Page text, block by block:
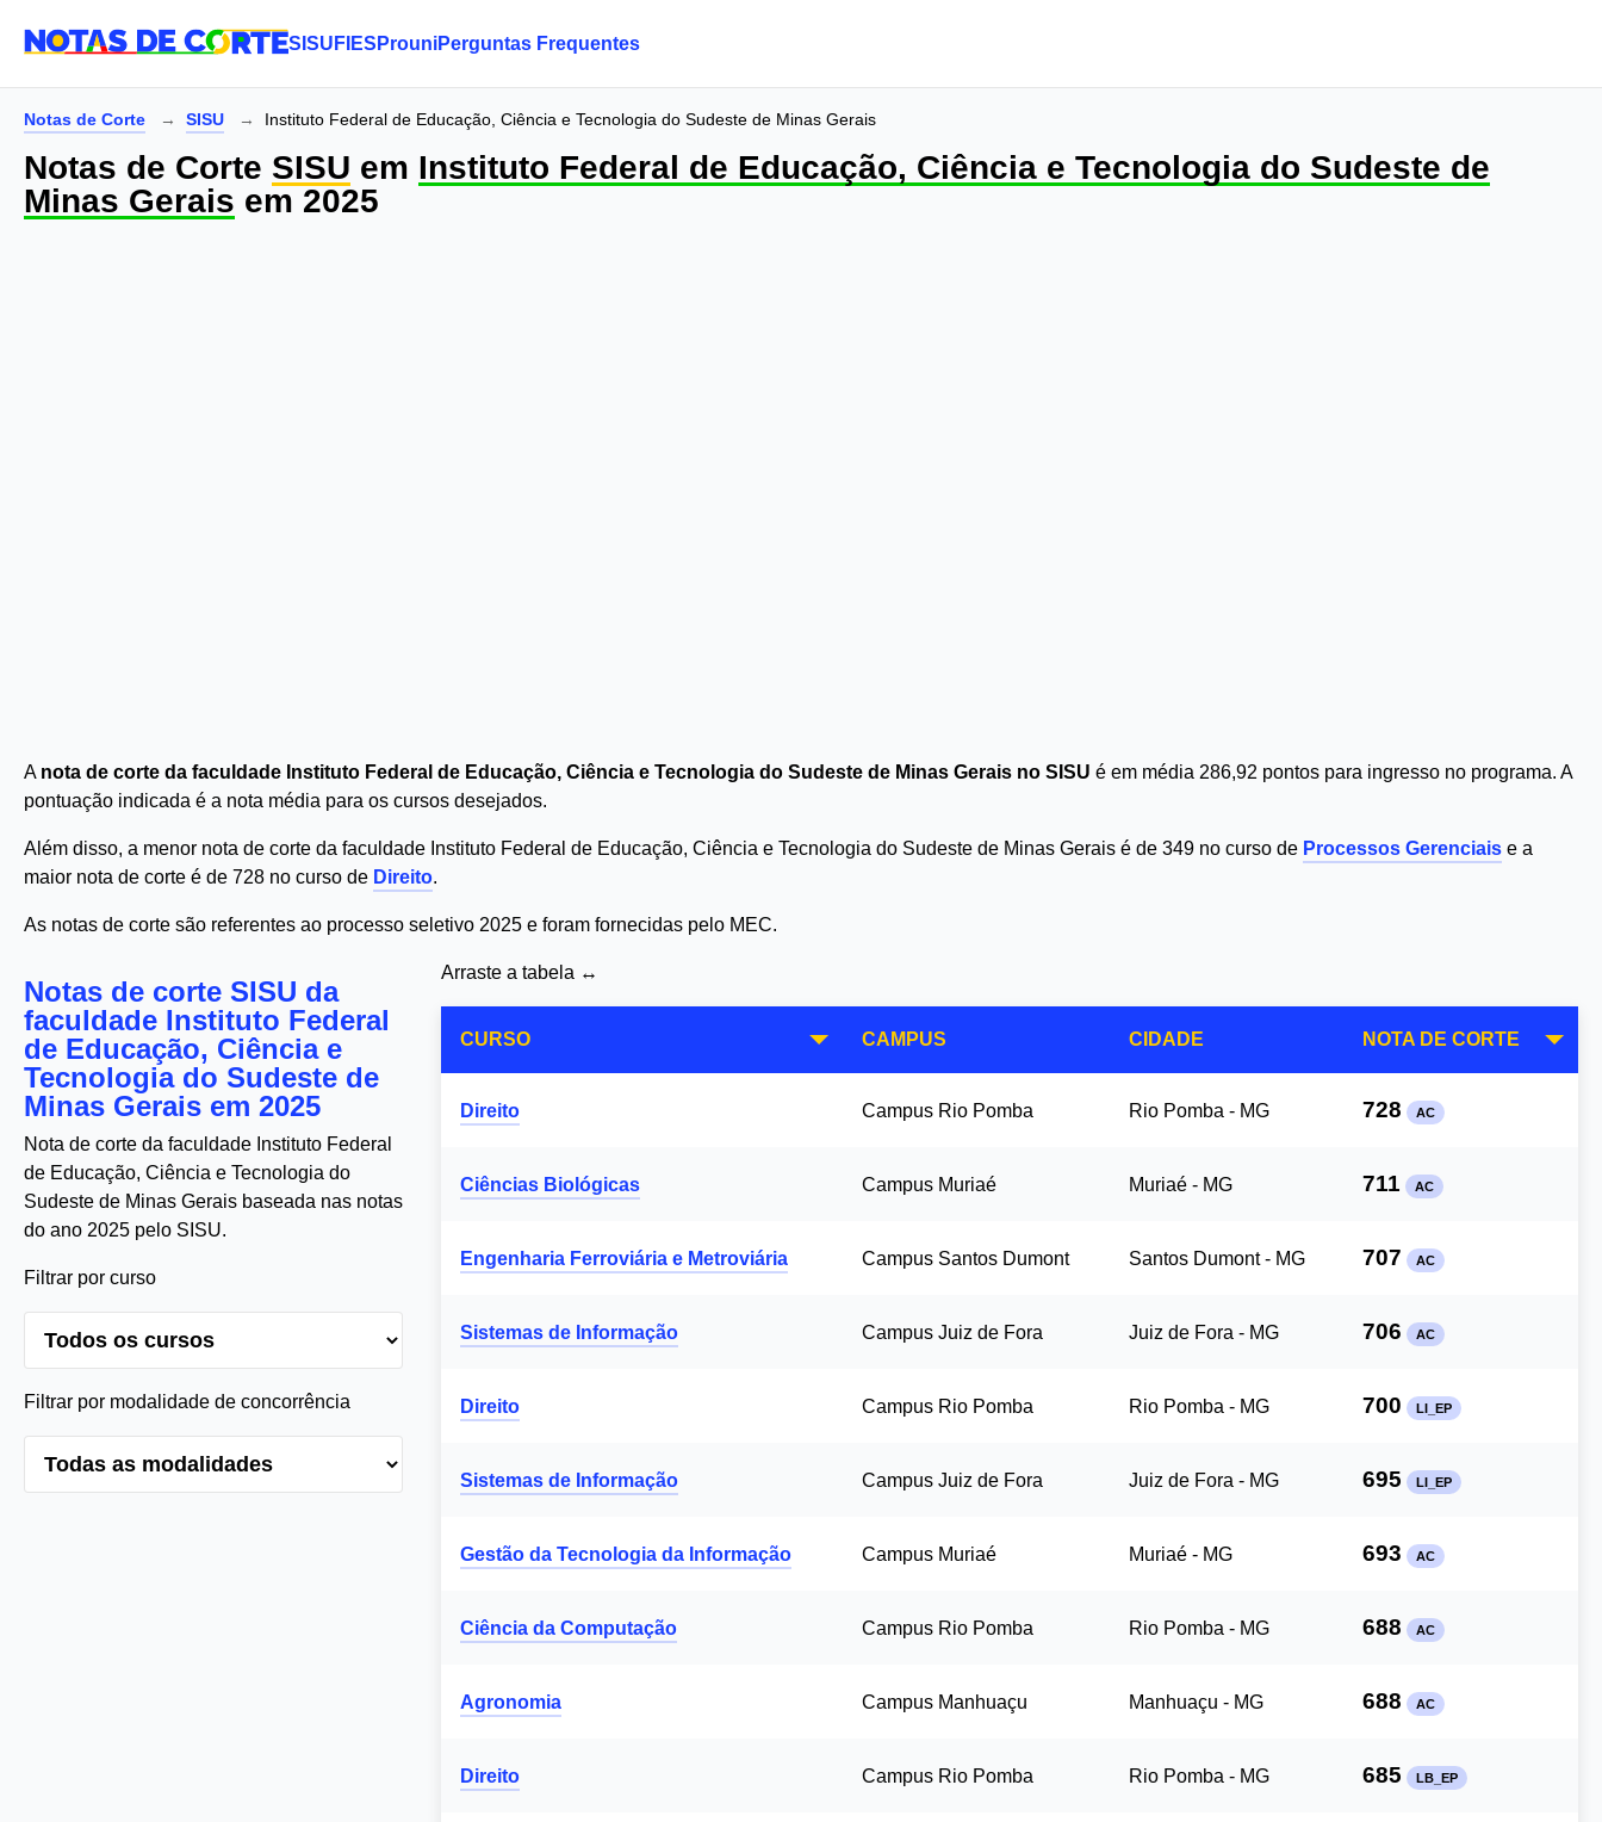
SISU FIES ProuniPerguntas Frequentes
Notas de Corte SISU Instituto Federal de Educação, Ciência e Tecnologia do Sudeste de Minas Gerais
Notas de Corte SISU em Instituto Federal de Educação, Ciência e Tecnologia do Sudeste de
Minas Gerais em 2025
A nota de corte da faculdade Instituto Federal de Educação, Ciência e Tecnologia do Sudeste de Minas Gerais no SISU é em média 286,92 pontos para ingresso no programa. A
pontuação indicada é a nota média para os cursos desejados.
Além disso, a menor nota de corte da faculdade Instituto Federal de Educação, Ciência e Tecnologia do Sudeste de Minas Gerais é de 349 no curso de Processos Gerenciais e a
maior nota de corte é de 728 no curso de Direito.
As notas de corte são referentes ao processo seletivo 2025 e foram fornecidas pelo MEC.
Notas de corte SISU da
faculdade Instituto Federal
de Educação, Ciência e
Tecnologia do Sudeste de
Minas Gerais em 2025
Nota de corte da faculdade Instituto Federal
de Educação, Ciência e Tecnologia do
Sudeste de Minas Gerais baseada nas notas
do ano 2025 pelo SISU.
Filtrar por curso
Filtrar por modalidade de concorrência
Arraste a tabela ↔
CURSO CAMPUS CIDADE NOTA DE CORTE
Direito Campus Rio Pomba Rio Pomba - MG 728 AC
Ciências Biológicas Campus Muriaé Muriaé - MG 711 AC
Engenharia Ferroviária e Metroviária Campus Santos Dumont Santos Dumont - MG 707 AC
Sistemas de Informação Campus Juiz de Fora Juiz de Fora - MG 706 AC
Direito Campus Rio Pomba Rio Pomba - MG 700 LI_EP
Sistemas de Informação Campus Juiz de Fora Juiz de Fora - MG 695 LI_EP
Gestão da Tecnologia da Informação Campus Muriaé Muriaé - MG 693 AC
Ciência da Computação Campus Rio Pomba Rio Pomba - MG 688 AC
Agronomia Campus Manhuaçu Manhuaçu - MG 688 AC
Direito Campus Rio Pomba Rio Pomba - MG 685 LB_EP